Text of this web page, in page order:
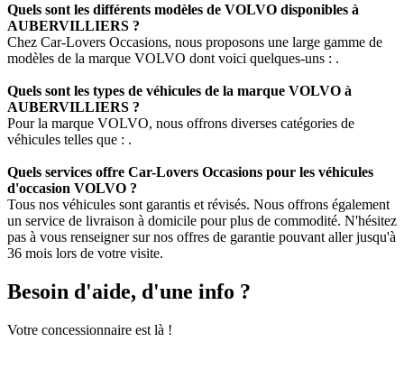
Quels sont les différents modèles de VOLVO disponibles à
AUBERVILLIERS ?
Chez Car-Lovers Occasions, nous proposons une large gamme de
modèles de la marque VOLVO dont voici quelques-uns : .
Quels sont les types de véhicules de la marque VOLVO à
AUBERVILLIERS ?
Pour la marque VOLVO, nous offrons diverses catégories de
véhicules telles que : .
Quels services offre Car-Lovers Occasions pour les véhicules
d'occasion VOLVO ?
Tous nos véhicules sont garantis et révisés. Nous offrons également
un service de livraison à domicile pour plus de commodité. N'hésitez
pas à vous renseigner sur nos offres de garantie pouvant aller jusqu'à
36 mois lors de votre visite.
Besoin d'aide, d'une info ?
Votre concessionnaire est là !